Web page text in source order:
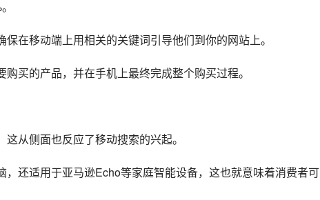
在移动端上用相关的关键词引导他们到你的网站上。
买的产品，并在手机上最终完成整个购买过程。
从侧面也反应了移动搜索的兴起。
还适用于亚马逊Echo等家庭智能设备，这也就意味着消费者可